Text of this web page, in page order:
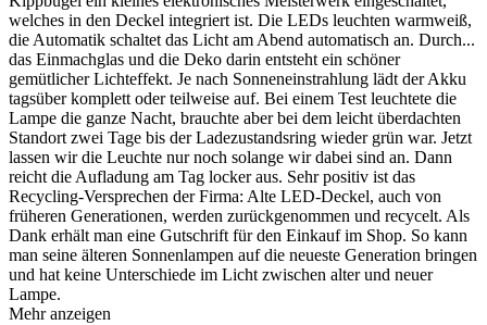
welches in den Deckel integriert ist. Die LEDs leuchten warmweiß,
die Automatik schaltet das Licht am Abend automatisch an. Durch...
das Einmachglas und die Deko darin entsteht ein schöner
gemütlicher Lichteffekt. Je nach Sonneneinstrahlung lädt der Akku
tagsüber komplett oder teilweise auf. Bei einem Test leuchtete die
Lampe die ganze Nacht, brauchte aber bei dem leicht überdachten
Standort zwei Tage bis der Ladezustandsring wieder grün war. Jetzt
lassen wir die Leuchte nur noch solange wir dabei sind an. Dann
reicht die Aufladung am Tag locker aus. Sehr positiv ist das
Recycling-Versprechen der Firma: Alte LED-Deckel, auch von
früheren Generationen, werden zurückgenommen und recycelt. Als
Dank erhält man eine Gutschrift für den Einkauf im Shop. So kann
man seine älteren Sonnenlampen auf die neueste Generation bringen
und hat keine Unterschiede im Licht zwischen alter und neuer
Lampe.
Mehr anzeigen